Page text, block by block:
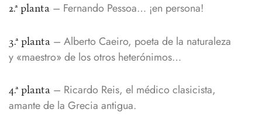
2.ª planta – Fernando Pessoa… ¡en persona!
3.ª planta – Alberto Caeiro, poeta de la naturaleza
y «maestro» de los otros heterónimos…
4.ª planta – Ricardo Reis, el médico clasicista,
amante de la Grecia antigua.